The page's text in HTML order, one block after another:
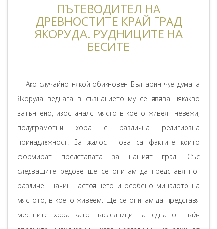
ПЪТЕВОДИТЕЛ НА
ДРЕВНОСТИТЕ КРАЙ ГРАД
ЯКОРУДА. РУДНИЦИТЕ НА
БЕСИТЕ
Ако случайно някой обикновен Българин чуе думата
Якоруда веднага в съзнанието му се явява някакво
затънтено, изостанало място в което живеят невежи,
полуграмотни хора с различна религиозна
принадлежност. За жалост това са фактите които
формират представата за нашият град. Със
следващите редове ще се опитам да представя по-
различен начин настоящето и особено миналото на
мястото, в което живеем. Ще се опитам да представя
местните хора като наследници на една от най-